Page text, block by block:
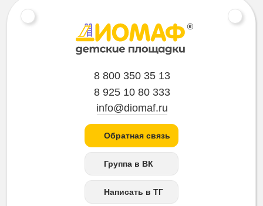
8 800 350 35 13
8 925 10 80 333
info@diomaf.ru
Обратная связь
Группа в ВК
Написать в ТГ